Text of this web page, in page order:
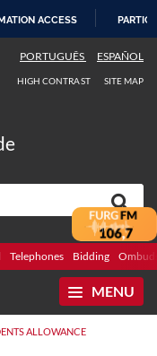
ACCESS
PORTUGUÊS ESPAÑOL
HIGH CONTRAST SITE MAP
Telephones Bidding
MENU
ALLOWANCE